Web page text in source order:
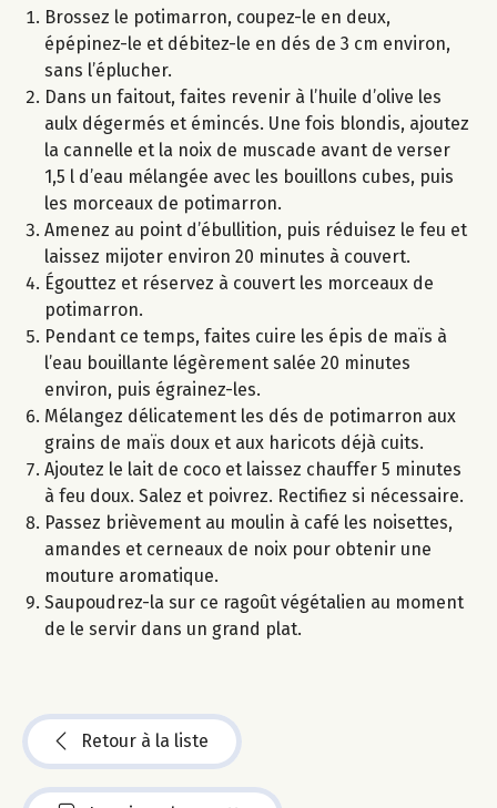
Brossez le potimarron, coupez-le en deux,
épépinez-le et débitez-le en dés de 3 cm environ,
sans l’éplucher.
Dans un faitout, faites revenir à l’huile d’olive les
aulx dégermés et émincés. Une fois blondis, ajoutez
la cannelle et la noix de muscade avant de verser
1,5 l d’eau mélangée avec les bouillons cubes, puis
les morceaux de potimarron.
Amenez au point d’ébullition, puis réduisez le feu et
laissez mijoter environ 20 minutes à couvert.
Égouttez et réservez à couvert les morceaux de
potimarron.
Pendant ce temps, faites cuire les épis de maïs à
l’eau bouillante légèrement salée 20 minutes
environ, puis égrainez-les.
Mélangez délicatement les dés de potimarron aux
grains de maïs doux et aux haricots déjà cuits.
Ajoutez le lait de coco et laissez chauffer 5 minutes
à feu doux. Salez et poivrez. Rectifiez si nécessaire.
Passez brièvement au moulin à café les noisettes,
amandes et cerneaux de noix pour obtenir une
mouture aromatique.
Saupoudrez-la sur ce ragoût végétalien au moment
de le servir dans un grand plat.
Retour à la liste